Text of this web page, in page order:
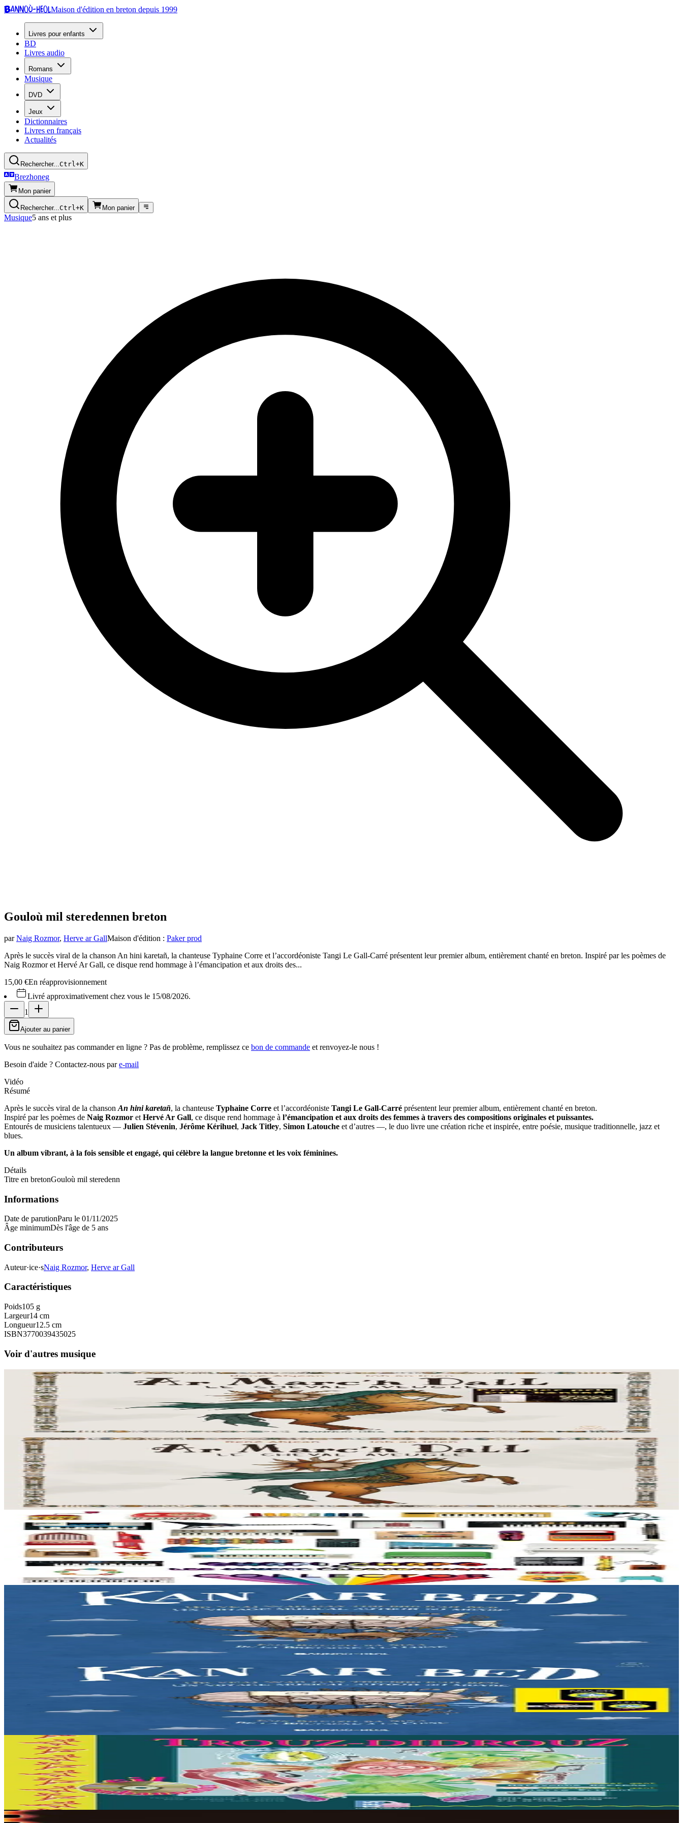
Bannoù-heolMaison d'édition en breton depuis 1999
Livres pour enfants
BD
Livres audio
Romans
Musique
DVD
Jeux
Dictionnaires
Livres en français
Actualités
Rechercher...Ctrl+K
Brezhoneg
Mon panier
Rechercher...Ctrl+K Mon panier
Musique5 ans et plus
Gouloù mil steredennen breton
par Naig Rozmor, Herve ar GallMaison d'édition : Paker prod
Après le succès viral de la chanson An hini karetañ, la chanteuse Typhaine Corre et l’accordéoniste Tangi Le Gall-Carré présentent leur premier album, entièrement chanté en breton. Inspiré par les poèmes de
Naig Rozmor et Hervé Ar Gall, ce disque rend hommage à l’émancipation et aux droits des...
15,00 €En réapprovisionnement
Livré approximativement chez vous le 15/08/2026.
1
Ajouter au panier
Vous ne souhaitez pas commander en ligne ? Pas de problème, remplissez ce bon de commande et renvoyez-le nous !
Besoin d'aide ? Contactez-nous pare-mail
Vidéo
Résumé
Après le succès viral de la chanson An hini karetañ, la chanteuse Typhaine Corre et l’accordéoniste Tangi Le Gall-Carré présentent leur premier album, entièrement chanté en breton.
Inspiré par les poèmes de Naig Rozmor et Hervé Ar Gall, ce disque rend hommage à l’émancipation et aux droits des femmes à travers des compositions originales et puissantes.
Entourés de musiciens talentueux — Julien Stévenin, Jérôme Kérihuel, Jack Titley, Simon Latouche et d’autres —, le duo livre une création riche et inspirée, entre poésie, musique traditionnelle, jazz et
blues.
Un album vibrant, à la fois sensible et engagé, qui célèbre la langue bretonne et les voix féminines.
Détails
Titre en bretonGouloù mil steredenn
Informations
Date de parutionParu le 01/11/2025
Âge minimumDès l'âge de 5 ans
Contributeurs
Auteur·ice·sNaig Rozmor, Herve ar Gall
Caractéristiques
Poids105 g
Largeur14 cm
Longueur12.5 cm
ISBN3770039435025
Voir d'autres musique
Bannoù-heol
Ar Marc'h Dall - Livre-CD
Près de cent chanteurs et instrumentistes de Bretagne, de Corse et l’Orchestre Symphonique de Bulgarie nous font partager un merveilleux moment musical grâce à...
22,90 €
2 ans et plus
Bannoù-heol
Ar Marc'h Dall - CD
Près de cent chanteurs et instrumentistes de Bretagne, de Corse et l’Orchestre Symphonique de Bulgarie nous font partager un merveilleux moment musical grâce à...
En stock12,90 €
3 ans et plus
Music From The Masses
Collector - CD
De brocantes en vide-greniers, le musicien finistérien amasse par centaines des jouets musicaux anciens du monde entier. Son quatrième album s'articule autour des jouets électroniques....
En stock15,00 €
Kan ar Bed - CD
Liza vit dans les Monts d'Arrée, au cœur de la Bretagne. Une nuit, la jeune fille décide de partir à la découverte du monde. Une invitation au voyage à travers...
Kan ar Bed - Livre-CD
Liza vit dans les Monts d'Arrée, au cœur de la Bretagne. Une nuit, la jeune fille décide de partir à la découverte du monde. Une invitation au voyage à travers...
3 ans et plus
Trouz didrouz
Un CD sur les bruits de la vie quotidienne pour la pratique orale du breton.
En stock27,00 €
5 ans et plus